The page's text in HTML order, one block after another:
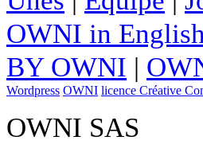
OWNI in English
BY OWNI |
Wordpress OWNI licence Créative
OWNI SAS